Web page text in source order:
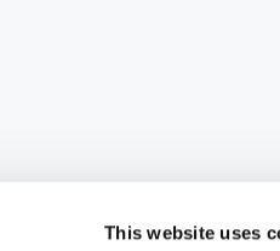
This website uses